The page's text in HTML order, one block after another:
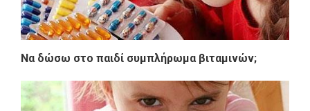
Να δώσω στο παιδί συμπλήρωμα βιταμινών;